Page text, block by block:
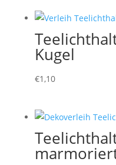
Kugel
€1,10